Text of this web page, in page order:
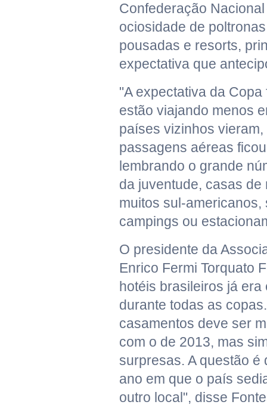
Confederação
ociosidade de
pousadas e resorts,
expectativa que
"A expectativa da
estão viajando menos
países vizinhos
passagens aéreas
lembrando o grande
da juventude, casas
muitos sul-
campings ou
O presidente da
Enrico Fermi Torquato
hotéis brasileiros já
durante todas as
casamentos deve ser
com o de 2013, mas
surpresas. A questão
ano em que o país
outro local", disse